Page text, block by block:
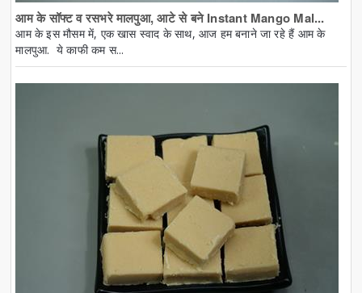
आम के सॉफ्ट व रसभरे मालपुआ, आटे से बने Instant Mango Mal...
आम के इस मौसम में, एक खास स्वाद के साथ, आज हम बनाने जा रहे हैं आम के
मालपुआ. ये काफी कम स...